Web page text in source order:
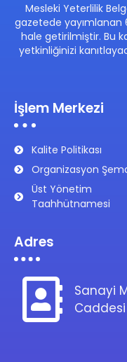
Mesleki Yeterlilik
gazetede yayımlanan
hale getirilmiştir. Bu
yetkinliğinizi
İşlem Merkezi
Kalite Politikası
Organizasyon
Üst Yönetim
Taahhütnamesi
Adres
Sanayi
Caddesi